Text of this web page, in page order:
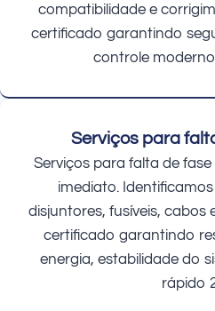
compatibilidade e
certificado garantindo
controle
Serviços para
Serviços para falta de
imediato.
disjuntores, fusíveis, cabos
certificado garantindo
energia, estabilidade do
rápido